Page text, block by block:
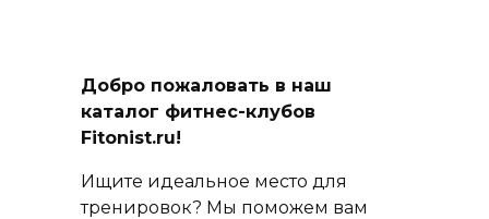
Добро пожаловать в наш
каталог фитнес-клубов
Fitonist.ru!
Ищите идеальное место для
тренировок? Мы поможем вам